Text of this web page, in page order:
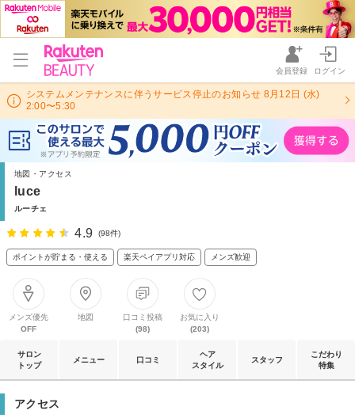
会員登録 ログイン
システムメンテナンスに伴うサービス停止のお知らせ 8月12日 (水)
2:00〜5:30
地図・アクセス
luce
ルーチェ
4.9 (98件)
ポイントが貯まる・使える 楽天ペイアプリ対応 メンズ歓迎
メンズ優先
OFF
地図
口コミ投稿
(98)
お気に入り
(203)
サロン
トップ
メニュー 口コミ
ヘア
スタイル
スタッフ
こだわり
特集
アクセス